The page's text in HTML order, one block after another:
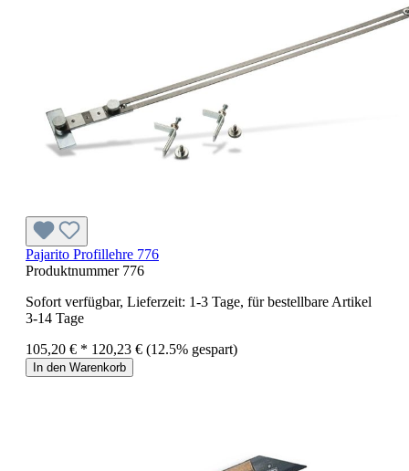
Pajarito Profillehre 776
Produktnummer 776
Sofort verfügbar, Lieferzeit: 1-3 Tage, für bestellbare Artikel
3-14 Tage
105,20 € * 120,23 € (12.5% gespart)
In den Warenkorb